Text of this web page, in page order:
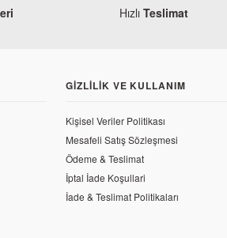
Yamaha R25 2019 Radyatör Su Borusu 3 (Sağ)
Hızlı Teslimat
GIZLILIK VE KULLANIM
Kişisel Veriler Politikası
Mesafeli Satış Sözleşmesi
Ödeme & Teslimat
İptal İade Koşullari
İade & Teslimat Politikaları